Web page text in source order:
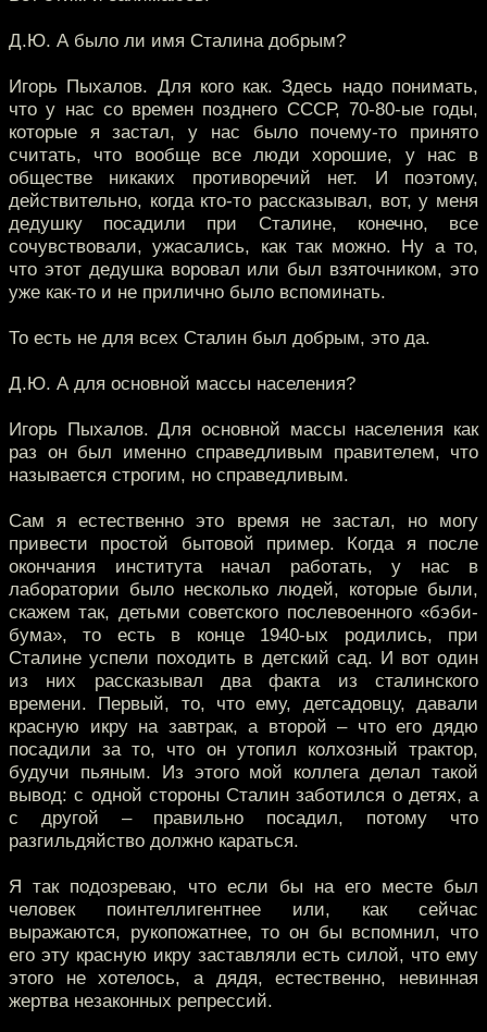
Д.Ю. А было ли имя Сталина добрым?
Игорь Пыхалов. Для кого как. Здесь надо понимать,
что у нас со времен позднего СССР, 70-80-ые годы,
которые я застал, у нас было почему-то принято
считать, что вообще все люди хорошие, у нас в
обществе никаких противоречий нет. И поэтому,
действительно, когда кто-то рассказывал, вот, у меня
дедушку посадили при Сталине, конечно, все
сочувствовали, ужасались, как так можно. Ну а то,
что этот дедушка воровал или был взяточником, это
уже как-то и не прилично было вспоминать.
То есть не для всех Сталин был добрым, это да.
Д.Ю. А для основной массы населения?
Игорь Пыхалов. Для основной массы населения как
раз он был именно справедливым правителем, что
называется строгим, но справедливым.
Сам я естественно это время не застал, но могу
привести простой бытовой пример. Когда я после
окончания института начал работать, у нас в
лаборатории было несколько людей, которые были,
скажем так, детьми советского послевоенного «бэби-
бума», то есть в конце 1940-ых родились, при
Сталине успели походить в детский сад. И вот один
из них рассказывал два факта из сталинского
времени. Первый, то, что ему, детсадовцу, давали
красную икру на завтрак, а второй – что его дядю
посадили за то, что он утопил колхозный трактор,
будучи пьяным. Из этого мой коллега делал такой
вывод: с одной стороны Сталин заботился о детях, а
с другой – правильно посадил, потому что
разгильдяйство должно караться.
Я так подозреваю, что если бы на его месте был
человек поинтеллигентнее или, как сейчас
выражаются, рукопожатнее, то он бы вспомнил, что
его эту красную икру заставляли есть силой, что ему
этого не хотелось, а дядя, естественно, невинная
жертва незаконных репрессий.